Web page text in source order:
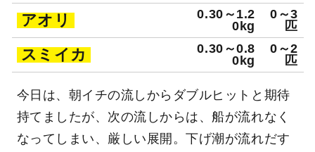
アオリ
0.30～1.2
0kg
0～3
匹
スミイカ
0.30～0.8
0kg
0～2
匹
今日は、朝イチの流しからダブルヒットと期待
持てましたが、次の流しからは、船が流れなく
なってしまい、厳しい展開。下げ潮が流れだす